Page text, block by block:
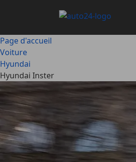
principal
Page d'accueil
Voiture
Hyundai
Hyundai Inster